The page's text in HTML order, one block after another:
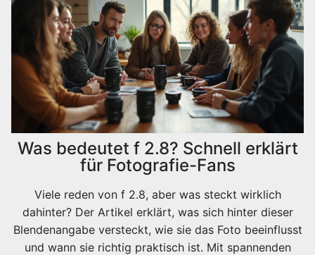
Was bedeutet f 2.8? Schnell erklärt
für Fotografie-Fans
Viele reden von f 2.8, aber was steckt wirklich
dahinter? Der Artikel erklärt, was sich hinter dieser
Blendenangabe versteckt, wie sie das Foto beeinflusst
und wann sie richtig praktisch ist. Mit spannenden